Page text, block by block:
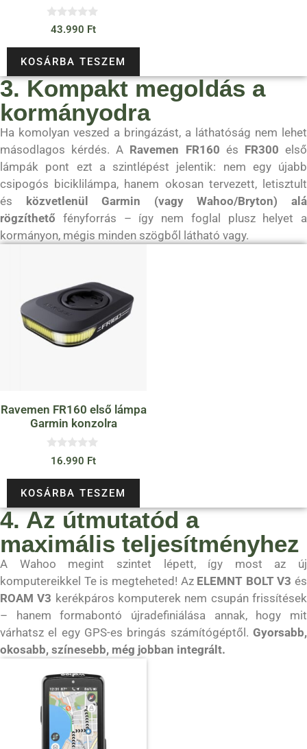
a
5
-
ő
l
43.990 Ft
KOSÁRBA TESZEM
3. Kompakt megoldás a
kormányodra
Ha komolyan veszed a bringázást, a láthatóság nem lehet
másodlagos kérdés. A Ravemen FR160 és FR300 első
lámpák pont ezt a szintlépést jelentik: nem egy újabb
csipogós biciklilámpa, hanem okosan tervezett, letisztult
és
közvetlenül Garmin (vagy Wahoo/Bryton) alá
rögzíthető fényforrás – így nem foglal plusz helyet a
kormányon, mégis minden szögből látható vagy.
Ravemen FR160 első lámpa
Garmin konzolra
0
5
-
ő
l
16.990 Ft
KOSÁRBA TESZEM
4. Az útmutatód a
maximális teljesítményhez
A Wahoo megint szintet lépett, így most az új
komputereikkel Te is megteheted! Az ELEMNT BOLT V3 és
ROAM V3 kerékpáros komputerek nem csupán frissítések
– hanem formabontó újradefiniálása annak, hogy mit
várhatsz el egy GPS-es bringás számítógéptől. Gyorsabb,
okosabb, színesebb, még jobban integrált.